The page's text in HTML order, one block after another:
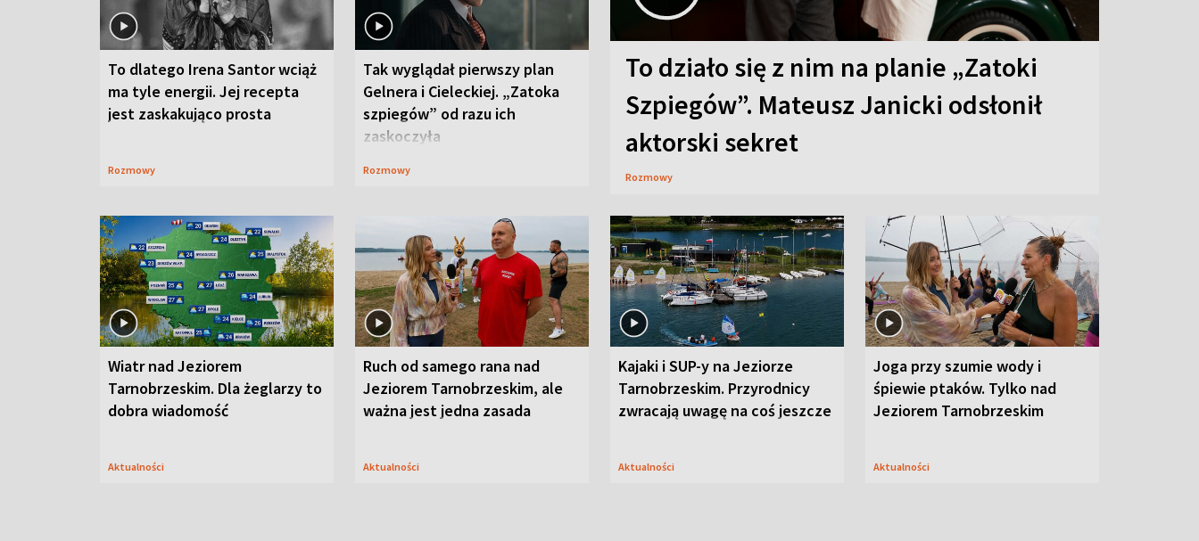
To dlatego Irena Santor wciąż
ma tyle energii. Jej recepta
jest zaskakująco prosta
Rozmowy
Tak wyglądał pierwszy plan
Gelnera i Cieleckiej. „Zatoka
szpiegów” od razu ich
zaskoczyła
Rozmowy
To działo się z nim na planie „Zatoki
Szpiegów”. Mateusz Janicki odsłonił
aktorski sekret
Rozmowy
Wiatr nad Jeziorem
Tarnobrzeskim. Dla żeglarzy to
dobra wiadomość
Aktualności
Ruch od samego rana nad
Jeziorem Tarnobrzeskim, ale
ważna jest jedna zasada
Aktualności
Kajaki i SUP-y na Jeziorze
Tarnobrzeskim. Przyrodnicy
zwracają uwagę na coś jeszcze
Aktualności
Joga przy szumie wody i
śpiewie ptaków. Tylko nad
Jeziorem Tarnobrzeskim
Aktualności